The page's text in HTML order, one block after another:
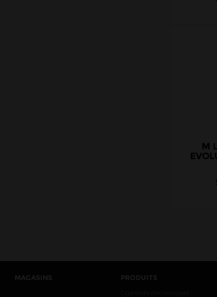
M
MAGASINS PRODUITS